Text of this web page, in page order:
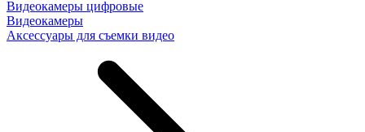
Видеокамеры цифровые
Видеокамеры
Аксессуары для съемки видео